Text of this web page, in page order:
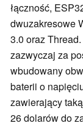
łączność,
dwuzakresowe
3.0 oraz
zazwyczaj za
wbudowany
baterii o
zawierający
26 dolarów do